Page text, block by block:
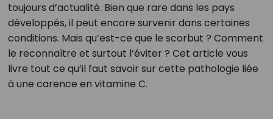
toujours d’actualité. Bien que rare dans les pays
développés, il peut encore survenir dans certaines
conditions. Mais qu’est-ce que le scorbut ? Comment
le reconnaître et surtout l’éviter ? Cet article vous
livre tout ce qu’il faut savoir sur cette pathologie liée
à une carence en vitamine C.